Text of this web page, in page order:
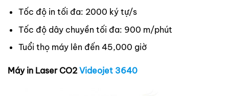
Tốc độ in tối đa: 2000 ký tự/s
Tốc độ dây chuyền tối đa: 900 m/phút
Tuổi thọ máy lên đến 45,000 giờ
Máy in Laser CO2 Videojet 3640